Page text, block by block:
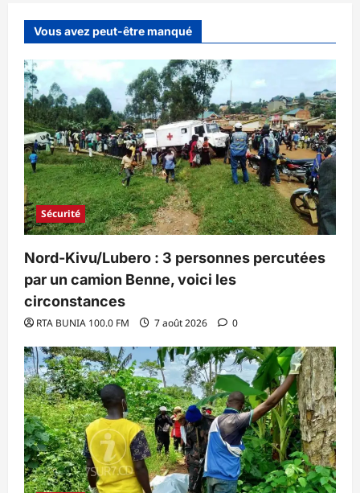
Vous avez peut-être manqué
Sécurité
Nord-Kivu/Lubero : 3 personnes percutées
par un camion Benne, voici les
circonstances
RTA BUNIA 100.0 FM 7 août 2026 0